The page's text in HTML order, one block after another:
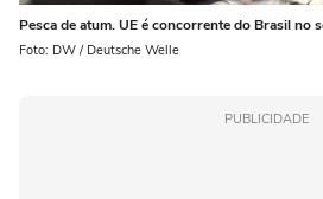
Pesca de atum. UE é concorrente do Brasil no
Foto: DW / Deutsche Welle
PUBLICIDADE